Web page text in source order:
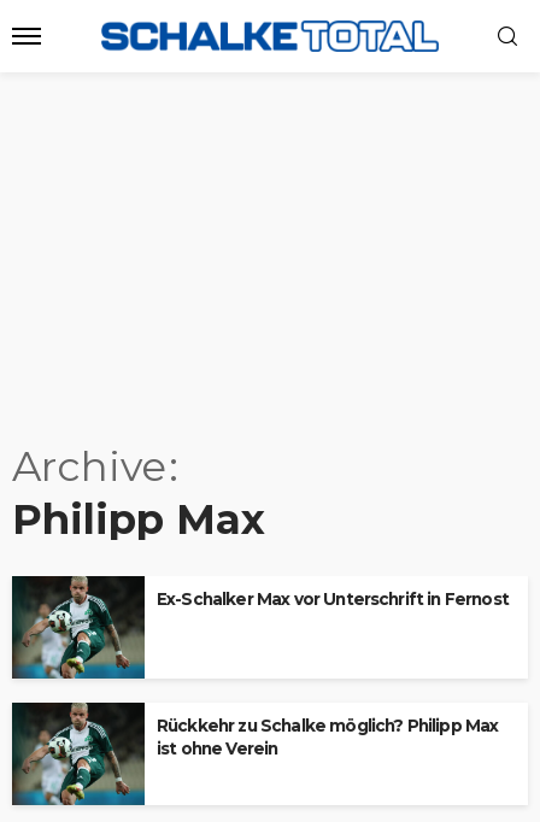
Archive
Philipp Max
Ex-Schalker Max vor Unterschrift in Fernost
Rückkehr zu Schalke möglich? Philipp Max
ist ohne Verein